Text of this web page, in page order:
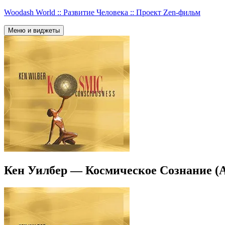
Перейти
содержимому
Woodash World :: Развитие Человека :: Проект Zen-фильм
Меню и виджеты
Кен Уилбер — Космическое Сознание